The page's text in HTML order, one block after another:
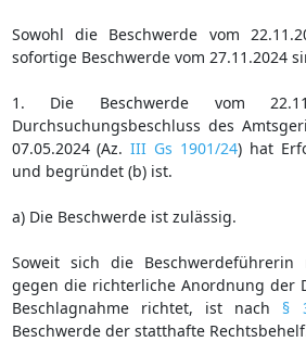
Sowohl die Beschwerde vom
sofortige Beschwerde vom 27.11.2024
1. Die Beschwerde vom
Durchsuchungsbeschluss des
07.05.2024 (Az.III Gs 1901/24) hat
und begründet (b) ist.
a) Die Beschwerde ist zulässig.
Soweit sich die
gegen die richterliche Anordnung der
Beschlagnahme richtet, ist nach §
Beschwerde der statthafte